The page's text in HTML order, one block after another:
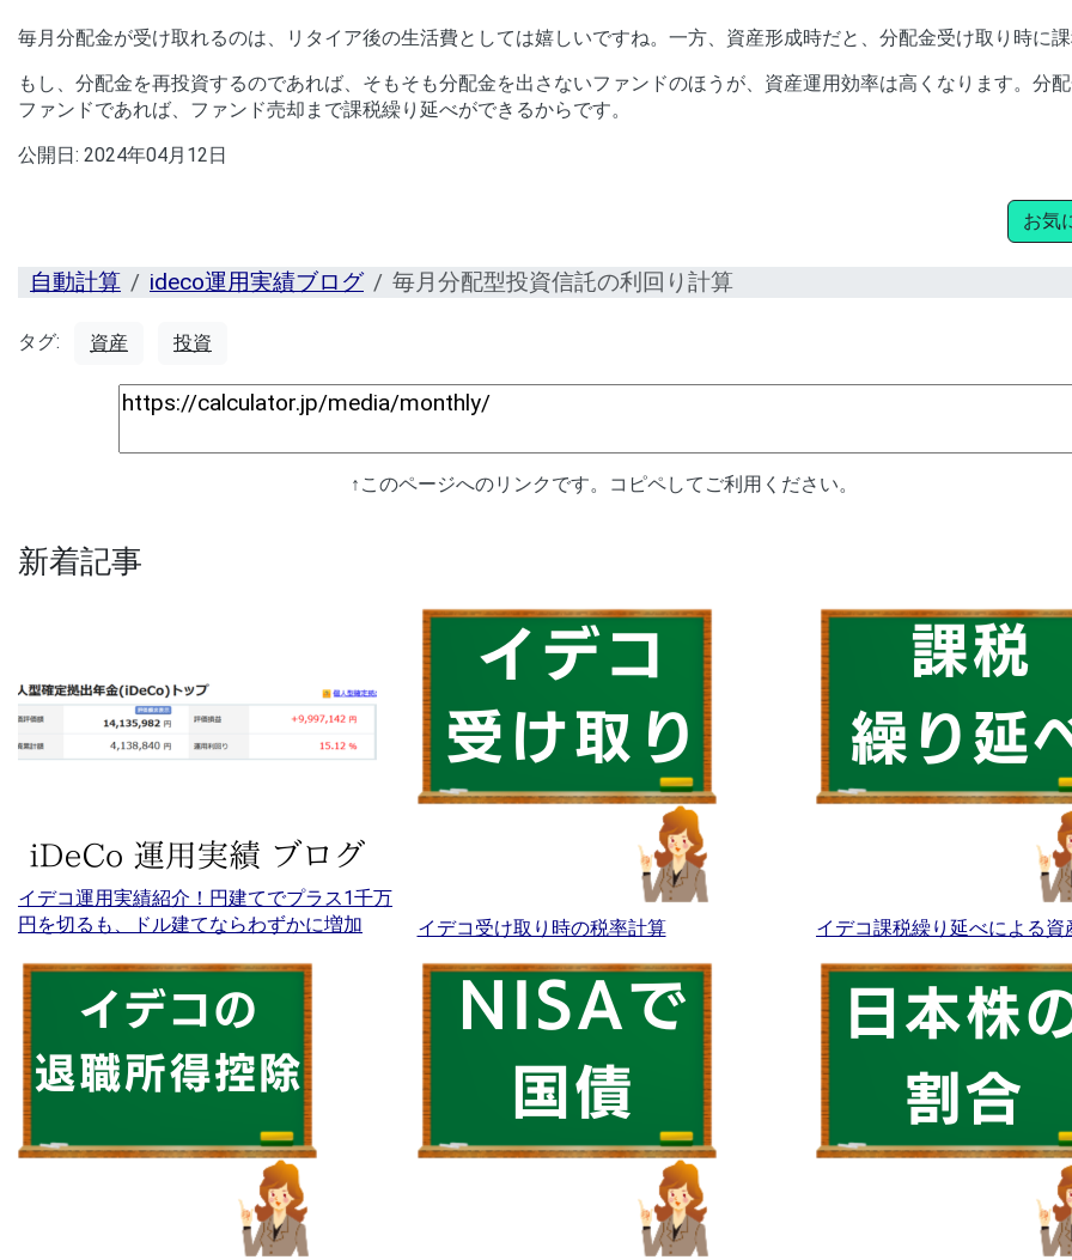
毎月分配金が受け取れるのは、リタイア後の生活費としては嬉しいですね。一方、資産形成時だと、分配金受け取り時に
もし、分配金を再投資するのであれば、そもそも分配金を出さないファンドのほうが、資産運用効率は高くなります。分
ファンドであれば、ファンド売却まで課税繰り延べができるからです。
公開日: 2024年04月12日
お気
自動計算 ideco運用実績ブログ 毎月分配型投資信託の利回り計算
タグ: 資産 投資
↑このページへのリンクです。コピペしてご利用ください。
新着記事
イデコ運用実績紹介！円建てでプラス1千万
円を切るも、ドル建てならわずかに増加
イデコ受け取り時の税率計算 イデコ課税繰り延べによる資